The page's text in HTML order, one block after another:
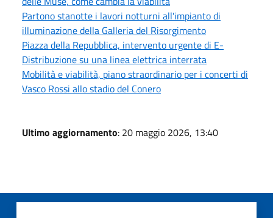
Partono stanotte i lavori notturni all'impianto di
illuminazione della Galleria del Risorgimento
Piazza della Repubblica, intervento urgente di E-
Distribuzione su una linea elettrica interrata
Mobilità e viabilità, piano straordinario per i concerti di
Vasco Rossi allo stadio del Conero
Ultimo aggiornamento: 20 maggio 2026, 13:40